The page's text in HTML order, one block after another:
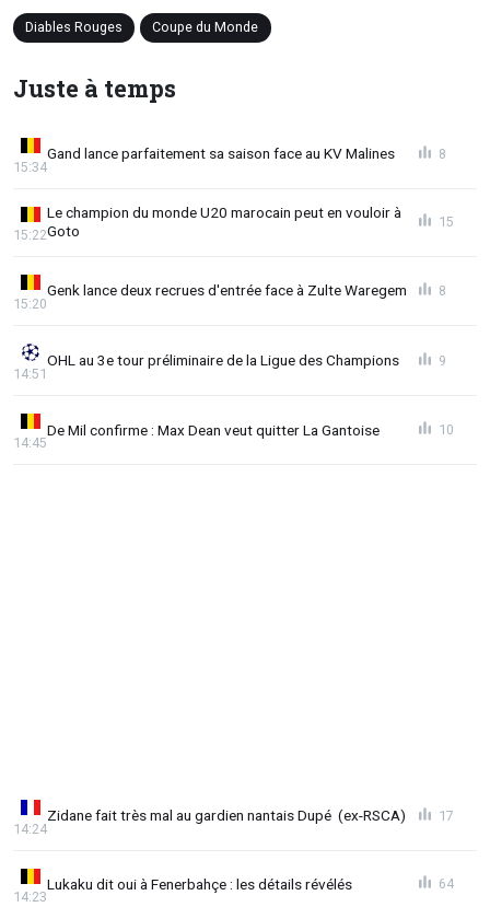
Diables Rouges Coupe du Monde
Juste à temps
Gand lance parfaitement sa saison face au KV Malines
15:34
8
Le champion du monde U20 marocain peut en vouloir à
Goto
15:22
15
Genk lance deux recrues d'entrée face à Zulte Waregem
15:20
8
OHL au 3e tour préliminaire de la Ligue des Champions
14:51
9
De Mil confirme : Max Dean veut quitter La Gantoise
14:45
10
Zidane fait très mal au gardien nantais Dupé (ex-RSCA)
14:24
17
Lukaku dit oui à Fenerbahçe : les détails révélés
14:23
64